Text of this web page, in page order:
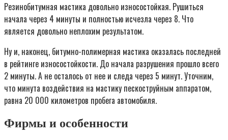
Резинобитумная мастика довольно износостойкая. Рушиться
начала через 4 минуты и полностью исчезла через 8. Что
является довольно неплохим результатом.
Ну и, наконец, битумно-полимерная мастика оказалась последней
в рейтинге износостойкости. До начала разрушения прошло всего
2 минуты. А не осталось от нее и следа через 5 минут. Уточним,
что минута воздействия на мастику пескоструйным аппаратом,
равна 20 000 километров пробега автомобиля.
Фирмы и особенности